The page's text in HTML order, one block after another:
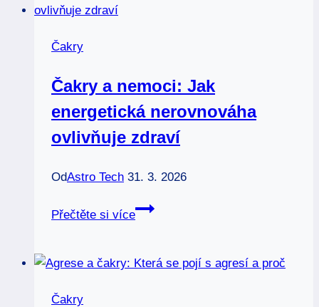
jejich
zdraví
Čakry
Čakry a nemoci: Jak
energetická nerovnováha
ovlivňuje zdraví
OdAstro Tech 31. 3. 2026
Přečtěte si více
Čakry
Jak
Čakry